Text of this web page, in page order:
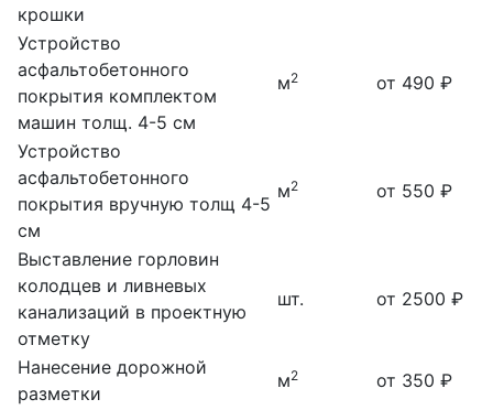
крошки
Устройство
асфальтобетонного
покрытия комплектом
машин толщ. 4-5 см
м2 от 490 ₽
Устройство
асфальтобетонного
покрытия вручную толщ 4-5
см
м2 от 550 ₽
Выставление горловин
колодцев и ливневых
канализаций в проектную
отметку
шт. от 2500 ₽
Нанесение дорожной
разметки
м2
от 350 ₽